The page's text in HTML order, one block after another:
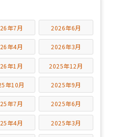
年7月 2026年6月
年4月 2026年3月
年1月 2025年12月
年10月 2025年9月
年7月 2025年6月
年4月 2025年3月